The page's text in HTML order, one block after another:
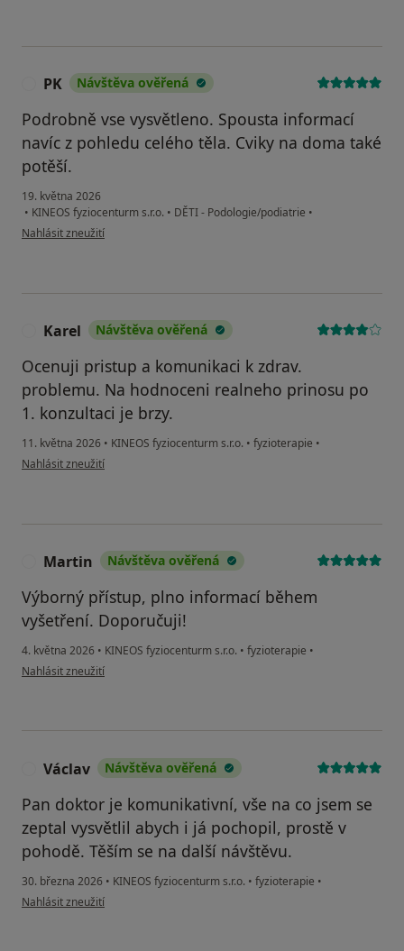
PK Návštěva ověřená
Podrobně vse vysvětleno. Spousta informací
navíc z pohledu celého těla. Cviky na doma také
potěší.
19. května 2026
• KINEOS fyziocenturm s.r.o. • DĚTI - Podologie/podiatrie •
podle názoru uživatele PK
Nahlásit zneužití
Karel Návštěva ověřená
Ocenuji pristup a komunikaci k zdrav.
problemu. Na hodnoceni realneho prinosu po
1. konzultaci je brzy.
11. května 2026 • KINEOS fyziocenturm s.r.o. • fyzioterapie •
podle názoru uživatele Karel
Nahlásit zneužití
Martin Návštěva ověřená
Výborný přístup, plno informací během
vyšetření. Doporučuji!
4. května 2026 • KINEOS fyziocenturm s.r.o. • fyzioterapie •
podle názoru uživatele Martin
Nahlásit zneužití
Václav Návštěva ověřená
Pan doktor je komunikativní, vše na co jsem se
zeptal vysvětlil abych i já pochopil, prostě v
pohodě. Těším se na další návštěvu.
30. března 2026 • KINEOS fyziocenturm s.r.o. • fyzioterapie •
podle názoru uživatele Václav
Nahlásit zneužití